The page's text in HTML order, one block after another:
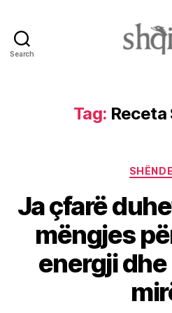
Search
Tag: Receta
Ja çfarë
mëngjes
energji